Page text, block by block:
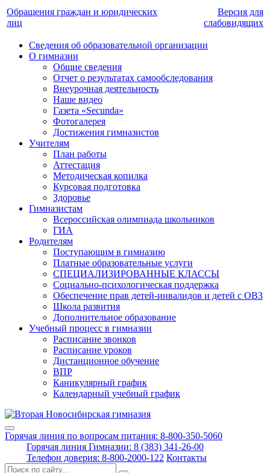
Обращения граждан и юридических
лиц
Версия для
слабовидящих
Сведения об образовательной организации
О гимназии
Общие сведения
Отчет о результатах самообследования
Внеурочная деятельность
Наше видео
Газета «Secunda»
Фотогалерея
Достижения гимназистов
Учителям
План работы
Аттестация
Методическая копилка
Курсовая подготовка
Здоровье
Гимназистам
Всероссийская олимпиада школьников
ГИА
Родителям
Поступающим в гимназию
Платные образовательные услуги
СПЕЦИАЛИЗИРОВАННЫЕ КЛАССЫ
Социально-психологическая поддержка
Обеспечение прав детей-инвалидов и детей с ОВЗ
Школа развития
Дополнительное образование
Учебный процесс в гимназии
Расписание звонков
Расписание уроков
Дистанционное обучение
ВПР
Каникулярный график
Календарный учебный график
Горячая линия по вопросам питания: 8-800-350-5060
Горячая линия Гимназии: 8 (383) 341-26-00
Телефон доверия: 8-800-2000-122 Контакты
Поиск: